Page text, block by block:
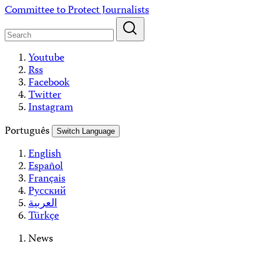
Skip
content
Committee to Protect Journalists
Youtube
Rss
Facebook
Twitter
Instagram
Português
Switch Language
English
Español
Français
Русский
العربية
Türkçe
News